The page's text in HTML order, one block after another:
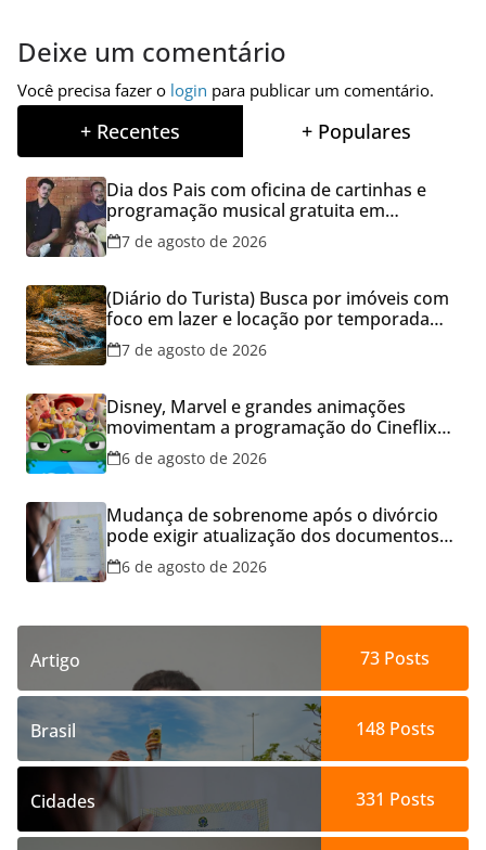
Deixe um comentário
Você precisa fazer o login para publicar um comentário.
+ Recentes + Populares
Dia dos Pais com oficina de cartinhas e
programação musical gratuita em
Aparecida de Goiânia
7 de agosto de 2026
(Diário do Turista) Busca por imóveis com
foco em lazer e locação por temporada
cresce no Brasil
7 de agosto de 2026
Disney, Marvel e grandes animações
movimentam a programação do Cineflix
do Aparecida Shopping
6 de agosto de 2026
Mudança de sobrenome após o divórcio
pode exigir atualização dos documentos
dos filhos para evitar transtornos
6 de agosto de 2026
Artigo 73 Posts
Brasil 148Posts
Cidades 331 Posts